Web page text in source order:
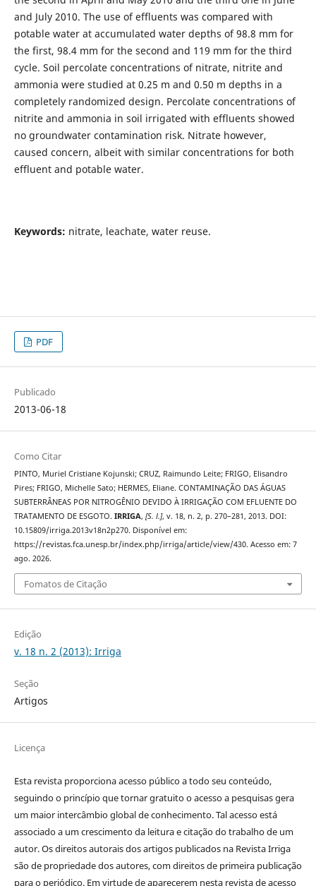
and July 2010. The use of effluents was compared with
potable water at accumulated water depths of 98.8 mm for
the first, 98.4 mm for the second and 119 mm for the third
cycle. Soil percolate concentrations of nitrate, nitrite and
ammonia were studied at 0.25 m and 0.50 m depths in a
completely randomized design. Percolate concentrations of
nitrite and ammonia in soil irrigated with effluents showed
no groundwater contamination risk. Nitrate however,
caused concern, albeit with similar concentrations for both
effluent and potable water.
Keywords: nitrate, leachate, water reuse.
PDF
Publicado
2013-06-18
Como Citar
PINTO, Muriel Cristiane Kojunski; CRUZ, Raimundo Leite; FRIGO, Elisandro
Pires; FRIGO, Michelle Sato; HERMES, Eliane. CONTAMINAÇÃO DAS ÁGUAS
SUBTERRÂNEAS POR NITROGÊNIO DEVIDO À IRRIGAÇÃO COM EFLUENTE DO
TRATAMENTO DE ESGOTO. IRRIGA, [S. l.], v. 18, n. 2, p. 270–281, 2013. DOI:
10.15809/irriga.2013v18n2p270. Disponível em:
https://revistas.fca.unesp.br/index.php/irriga/article/view/430. Acesso em: 7
ago. 2026.
Fomatos de Citação
Edição
v. 18 n. 2 (2013): Irriga
Seção
Artigos
Licença
Esta revista proporciona acesso público a todo seu conteúdo,
seguindo o princípio que tornar gratuito o acesso a pesquisas gera
um maior intercâmbio global de conhecimento. Tal acesso está
associado a um crescimento da leitura e citação do trabalho de um
autor. Os direitos autorais dos artigos publicados na Revista Irriga
são de propriedade dos autores, com direitos de primeira publicação
para o periódico. Em virtude de aparecerem nesta revista de acesso